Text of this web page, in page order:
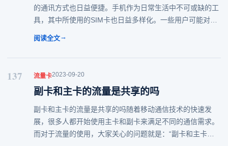
的通讯方式也日益便捷。手机作为日常生活中不可或缺的工
具，其中所使用的SIM卡也日益多样化。一些用户可能对移
阅读全文→
137 流量卡2023-09-20
副卡和主卡的流量是共享的吗
副卡和主卡的流量是共享的吗随着移动通信技术的快速发
展，很多人都开始使用主卡和副卡来满足不同的通信需求。
而对于流量的使用，大家关心的问题就是：“副卡和主卡的